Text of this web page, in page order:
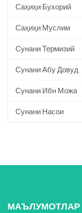
Саҳиҳи Бухорий
Саҳиҳи Муслим
Сунани Термизий
Сунани Абу Довуд
Сунани Ибн Можа
Сунани Насои
МАЪЛУМОТЛАР